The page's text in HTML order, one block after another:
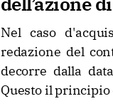
Nel caso
redazione del
decorre dalla
Questo il principio